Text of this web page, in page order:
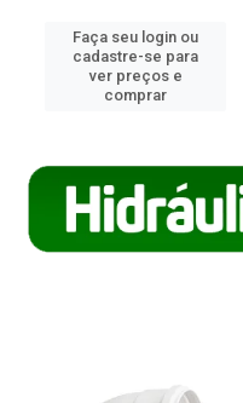
Faça seu login ou
cadastre-se para
ver preços e
comprar